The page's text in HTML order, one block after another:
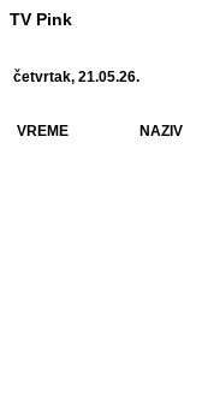
TV Pink
četvrtak, 21.05.26.
VREME NAZIV